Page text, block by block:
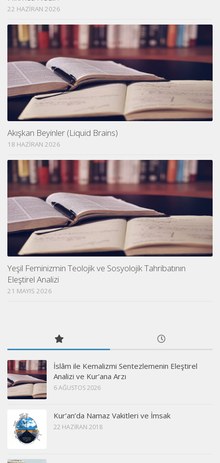
22 HAZIRAN 2026
Akışkan Beyinler (Liquid Brains)
18 HAZIRAN 2026
Yeşil Feminizmin Teolojik ve Sosyolojik Tahribatının
Eleştirel Analizi
21 MAYIS 2026
İslâm ile Kemalizmi Sentezlemenin Eleştirel
Analizi ve Kur’ana Arzı
6 AĞUSTOS 2026
Kur’an’da Namaz Vakitleri ve İmsak
22 HAZIRAN 2018